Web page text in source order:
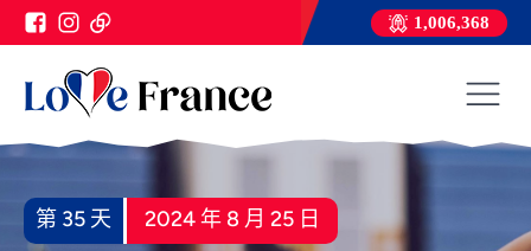
1,006,368
第 35 天 2024 年 8 月 25 日